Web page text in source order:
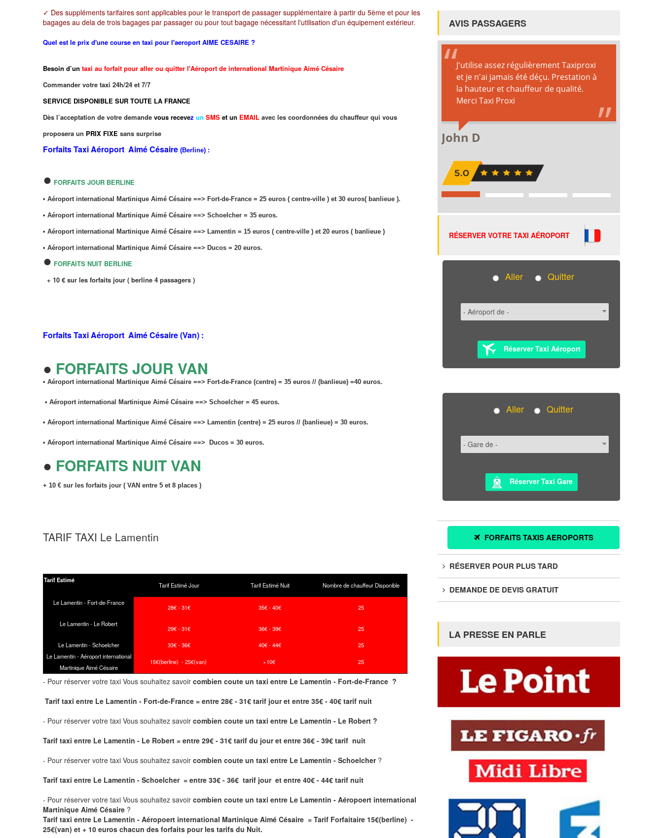
✓ Des suppléments tarifaires sont applicables pour le transport de passager supplémentaire à partir du 5ème et pour les
bagages au dela de trois bagages par passager ou pour tout bagage nécessitant l'utilisation d'un équipement extérieur.
Quel est le prix d'une course en taxi pour l'aeroport AIME CESAIRE ?
Besoin d’un taxi au forfait pour aller ou quitter l'Aéroport de international Martinique Aimé Césaire
Commander votre taxi 24h/24 et 7/7
SERVICE DISPONIBLE SUR TOUTE LA FRANCE
Dès l’acceptation de votre demande vous recevez un SMS et un EMAIL avec les coordonnées du chauffeur qui vous
proposera un PRIX FIXE sans surprise
Forfaits TaxiAéroport Aimé Césaire (Berline) :
● FORFAITS JOUR BERLINE
• Aéroport international Martinique Aimé Césaire ==> Fort-de-France = 25 euros ( centre-ville ) et 30 euros( banlieue ).
• Aéroport international Martinique Aimé Césaire ==> Schoelcher = 35 euros.
• Aéroport international Martinique Aimé Césaire ==> Lamentin = 15 euros ( centre-ville ) et 20 euros ( banlieue )
• Aéroport international Martinique Aimé Césaire ==> Ducos = 20 euros.
● FORFAITS NUIT BERLINE
+ 10 € sur les forfaits jour ( berline 4 passagers )
Forfaits TaxiAéroport Aimé Césaire (Van) :
● FORFAITS JOUR VAN
• Aéroport international Martinique Aimé Césaire ==> Fort-de-France (centre) = 35 euros // (banlieue) =40 euros.
• Aéroport international Martinique Aimé Césaire ==> Schoelcher = 45 euros.
• Aéroport international Martinique Aimé Césaire ==> Lamentin (centre) = 25 euros // (banlieue) = 30 euros.
• Aéroport international Martinique Aimé Césaire ==> Ducos = 30 euros.
● FORFAITS NUIT VAN
+ 10 € sur les forfaits jour ( VAN entre 5 et 8 places )
TARIF TAXI Le Lamentin
Tarif Estimé
Tarif Estimé Jour Tarif Estimé Nuit Nombre de chauffeur Disponible
Le Lamentin - Fort-de-France
28€ - 31€ 35€ - 40€ 25
Le Lamentin - Le Robert
29€ - 31€ 36€ - 39€ 25
Le Lamentin - Schoelcher 33€ - 36€ 40€ - 44€
25
Le Lamentin - Aéroport international
Martinique Aimé Césaire
15€(berline) - 25€(van) +10€ 25
- Pour réserver votre taxi Vous souhaitez savoir combien coute un taxi entre Le Lamentin - Fort-de-France ?
Tarif taxi entre Le Lamentin - Fort-de-France = entre 28€ - 31€ tarif jour et entre 35€ - 40€ tarif nuit
- Pour réserver votre taxi Vous souhaitez savoir combien coute un taxi entre Le Lamentin - Le Robert ?
Tarif taxi entre Le Lamentin - Le Robert = entre 29€ - 31€ tarif du jour et entre 36€ - 39€ tarif nuit
- Pour réserver votre taxi Vous souhaitez savoir combien coute un taxi entre Le Lamentin - Schoelcher ?
Tarif taxi entre Le Lamentin - Schoelcher = entre 33€ - 36€ tarif jour et entre 40€ - 44€ tarif nuit
- Pour réserver votre taxi Vous souhaitez savoir combien coute un taxi entre Le Lamentin - Aéropoert international
Martinique Aimé Césaire ?
Tarif taxi entre Le Lamentin - Aéropoert international Martinique Aimé Césaire = Tarif Forfaitaire 15€(berline) -
25€(van) et + 10 euros chacun des forfaits pour les tarifs du Nuit.
AVIS PASSAGERS
RÉSERVER VOTRE TAXI AÉROPORT
Aller Quitter
Réserver Taxi Aéroport
Aller Quitter
Réserver Taxi Gare
FORFAITS TAXIS AEROPORTS
RÉSERVER POUR PLUS TARD
DEMANDE DE DEVIS GRATUIT
LA PRESSE EN PARLE